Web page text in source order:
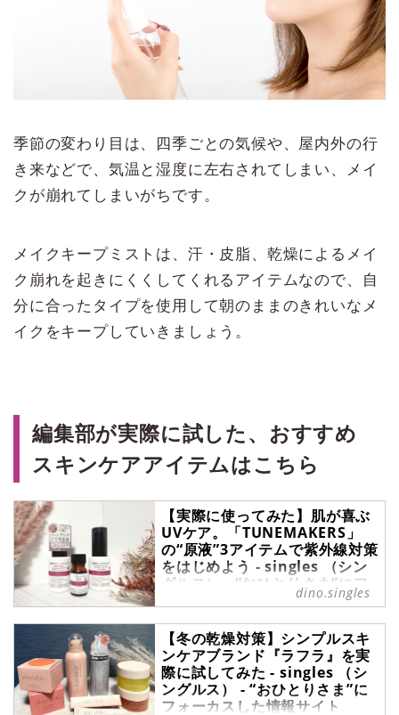
季節の変わり目は、四季ごとの気候や、屋内外の行
き来などで、気温と湿度に左右されてしまい、メイ
クが崩れてしまいがちです。
メイクキープミストは、汗・皮脂、乾燥によるメイ
ク崩れを起きにくくしてくれるアイテムなので、自
分に合ったタイプを使用して朝のままのきれいなメ
イクをキープしていきましょう。
編集部が実際に試した、おすすめ
スキンケアアイテムはこちら
【実際に使ってみた】肌が喜ぶ
UVケア。「TUNEMAKERS」
の“原液”3アイテムで紫外線対策
をはじめよう - singles （シン
グルス） - “おひとりさま”にフ
ォーカスした情報サイト
春夏の強まる日差し、しっかり紫外
線対策したいけど、「肌が重く感じ
る日焼け止めは苦手」という人も多
いはず。そんな人にこそおすすめし
たいのが、原液スキンケアブランド
dino.singles
【冬の乾燥対策】シンプルスキ
ンケアブランド『ラフラ』を実
際に試してみた - singles （シ
ングルス） - “おひとりさま”に
フォーカスした情報サイト